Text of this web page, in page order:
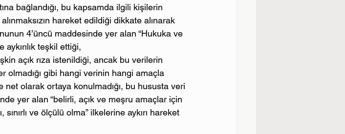
bağlandığı, bu kapsamda ilgili kişilerin
hareket edildiği dikkate alınarak
4’üncü maddesinde yer alan “Hukuka ve
teşkil ettiği,
açık rıza istenildiği, ancak bu verilerin
olmadığı gibi hangi verinin hangi amaçla
net olarak ortaya konulmadığı, bu hususta veri
yer alan “belirli, açık ve meşru amaçlar için
ve ölçülü olma” ilkelerine aykırı hareket